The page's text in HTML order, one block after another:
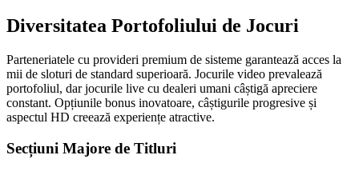
Diversitatea Portofoliului de Jocuri
Parteneriatele cu provideri premium de sisteme garantează acces la
mii de sloturi de standard superioară. Jocurile video prevalează
portofoliul, dar jocurile live cu dealeri umani câștigă apreciere
constant. Opțiunile bonus inovatoare, câștigurile progresive și
aspectul HD creează experiențe atractive.
Secțiuni Majore de Titluri